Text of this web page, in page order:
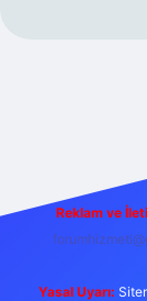
Reklam ve
Yasal Uyarı: